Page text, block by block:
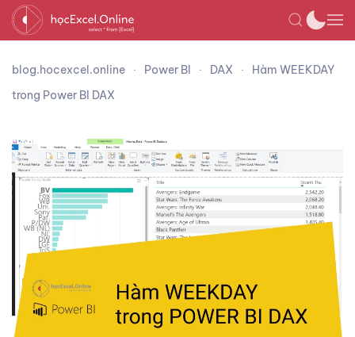
blog.hocexcel.online Power BI DAX
Hàm WEEKDAY
trong Power BI DAX